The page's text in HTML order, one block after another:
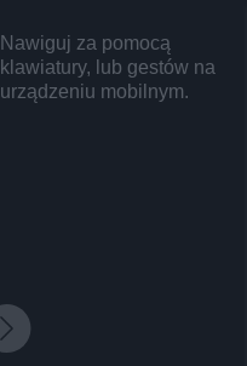
Nawiguj za pomocą
klawiatury, lub gestów na
urządzeniu mobilnym.